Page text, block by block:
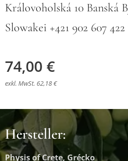
Královoholská 10 Banská
Slowakei +421 902 607
74,00 €
exkl. MwSt. 62,18 €
Hersteller:
Physis of Crete, Grécko